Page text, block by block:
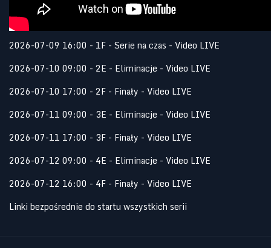
2026-07-09 16:00 - 1F - Serie na czas - Video LIVE
2026-07-10 09:00 - 2E - Eliminacje - Video LIVE
2026-07-10 17:00 - 2F - Finały - Video LIVE
2026-07-11 09:00 - 3E - Eliminacje - Video LIVE
2026-07-11 17:00 - 3F - Finały - Video LIVE
2026-07-12 09:00 - 4E - Eliminacje - Video LIVE
2026-07-12 16:00 - 4F - Finały - Video LIVE
Linki bezpośrednie do startu wszystkich serii